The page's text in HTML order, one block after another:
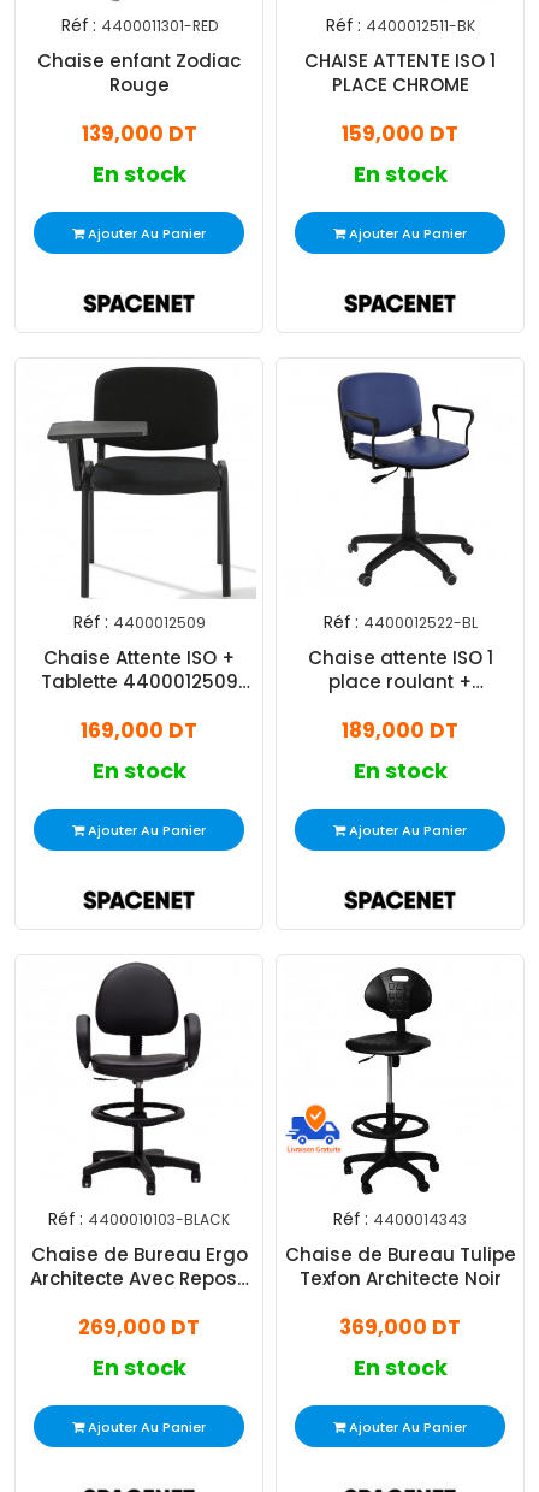
Réf : 4400011301-RED
Chaise enfant Zodiac
Rouge
139,000 DT
En stock
Ajouter Au Panier
Réf : 4400012511-BK
CHAISE ATTENTE ISO 1
PLACE CHROME
159,000 DT
En stock
Ajouter Au Panier
Réf : 4400012509
Chaise Attente ISO +
Tablette 4400012509
169,000 DT
En stock
Ajouter Au Panier
Réf : 4400012522-BL
Chaise attente ISO 1
place roulant +
189,000 DT
En stock
Ajouter Au Panier
Réf : 4400010103-BLACK
Chaise de Bureau Ergo
Architecte Avec Repose
269,000 DT
En stock
Ajouter Au Panier
Réf : 4400014343
Chaise de Bureau Tulipe
Texfon Architecte Noir
369,000 DT
En stock
Ajouter Au Panier